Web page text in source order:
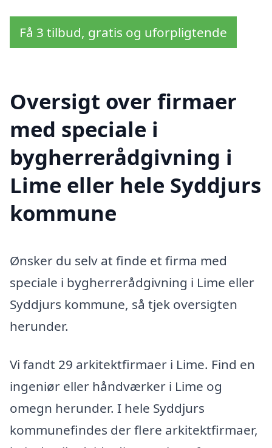
Få 3 tilbud, gratis og uforpligtende
Oversigt over firmaer
med speciale i
bygherrerådgivning i
Lime eller hele Syddjurs
kommune
Ønsker du selv at finde et firma med
speciale i bygherrerådgivning i Lime eller
Syddjurs kommune, så tjek oversigten
herunder.
Vi fandt 29 arkitektfirmaer i Lime. Find en
ingeniør eller håndværker i Lime og
omegn herunder. I hele Syddjurs
kommunefindes der flere arkitektfirmaer,